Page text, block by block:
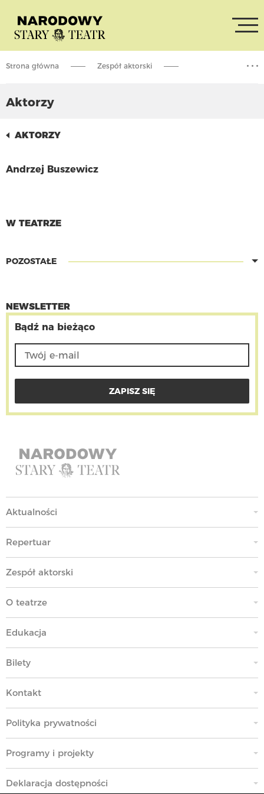
Strona główna
Zespół aktorski
Aktorzy
AKTORZY
Andrzej Buszewicz
CZYTAJ WIĘCEJ
W TEATRZE
POZOSTAŁE
NEWSLETTER
Bądź na bieżąco
Aktualności
Repertuar
Zespół aktorski
O teatrze
Edukacja
Bilety
Kontakt
Polityka prywatności
Programy i projekty
Deklaracja dostępności